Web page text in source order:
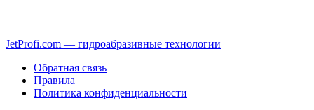
JetProfi.com — гидроабразивные технологии
Обратная связь
Правила
Политика конфиденциальности